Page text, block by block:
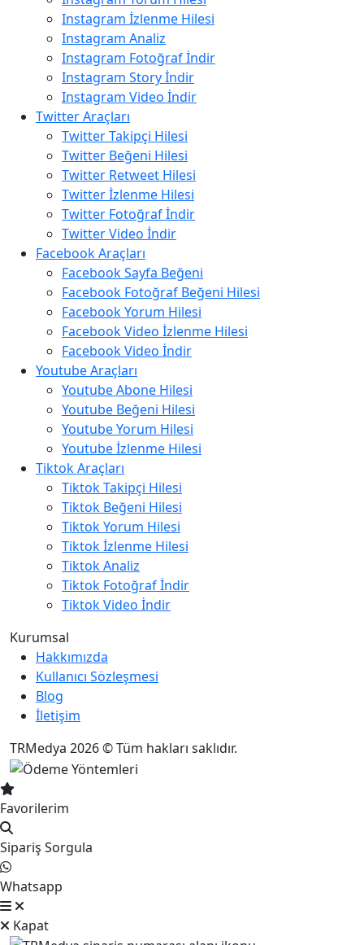
Instagram İzlenme Hilesi
Instagram Analiz
Instagram Fotoğraf İndir
Instagram Story İndir
Instagram Video İndir
Twitter Araçları
Twitter Takipçi Hilesi
Twitter Beğeni Hilesi
Twitter Retweet Hilesi
Twitter İzlenme Hilesi
Twitter Fotoğraf İndir
Twitter Video İndir
Facebook Araçları
Facebook Sayfa Beğeni
Facebook Fotoğraf Beğeni Hilesi
Facebook Yorum Hilesi
Facebook Video İzlenme Hilesi
Facebook Video İndir
Youtube Araçları
Youtube Abone Hilesi
Youtube Beğeni Hilesi
Youtube Yorum Hilesi
Youtube İzlenme Hilesi
Tiktok Araçları
Tiktok Takipçi Hilesi
Tiktok Beğeni Hilesi
Tiktok Yorum Hilesi
Tiktok İzlenme Hilesi
Tiktok Analiz
Tiktok Fotoğraf İndir
Tiktok Video İndir
Kurumsal
Hakkımızda
Kullanıcı Sözleşmesi
Blog
İletişim
TRMedya 2026 © Tüm hakları saklıdır.
Favorilerim
Sipariş Sorgula
Whatsapp
Kapat